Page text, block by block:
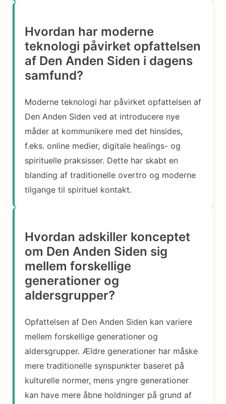
Hvordan har moderne
teknologi påvirket opfattelsen
af Den Anden Siden i dagens
samfund?
Moderne teknologi har påvirket opfattelsen af
Den Anden Siden ved at introducere nye
måder at kommunikere med det hinsides,
f.eks. online medier, digitale healings- og
spirituelle praksisser. Dette har skabt en
blanding af traditionelle overtro og moderne
tilgange til spirituel kontakt.
Hvordan adskiller konceptet
om Den Anden Siden sig
mellem forskellige
generationer og
aldersgrupper?
Opfattelsen af Den Anden Siden kan variere
mellem forskellige generationer og
aldersgrupper. Ældre generationer har måske
mere traditionelle synspunkter baseret på
kulturelle normer, mens yngre generationer
kan have mere åbne holdninger på grund af